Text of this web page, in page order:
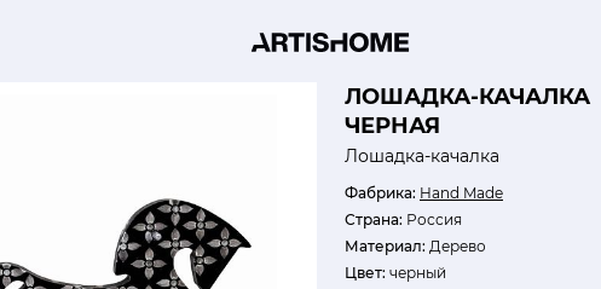
ЛОШАДКА-КАЧАЛКА
ЧЕРНАЯ
Лошадка-качалка
Фабрика: Hand Made
Страна: Россия
Материал: Дерево
Цвет: черный